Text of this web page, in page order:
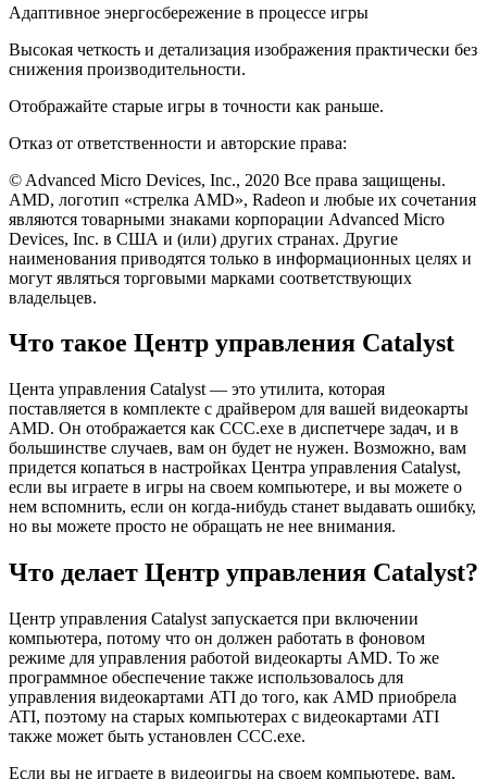
Адаптивное энергосбережение в процессе игры
Высокая четкость и детализация изображения практически без
снижения производительности.
Отображайте старые игры в точности как раньше.
Отказ от ответственности и авторские права:
© Advanced Micro Devices, Inc., 2020 Все права защищены.
AMD, логотип «стрелка AMD», Radeon и любые их сочетания
являются товарными знаками корпорации Advanced Micro
Devices, Inc. в США и (или) других странах. Другие
наименования приводятся только в информационных целях и
могут являться торговыми марками соответствующих
владельцев.
Что такое Центр управления Catalyst
Цента управления Catalyst — это утилита, которая
поставляется в комплекте с драйвером для вашей видеокарты
AMD. Он отображается как CCC.exe в диспетчере задач, и в
большинстве случаев, вам он будет не нужен. Возможно, вам
придется копаться в настройках Центра управления Catalyst,
если вы играете в игры на своем компьютере, и вы можете о
нем вспомнить, если он когда-нибудь станет выдавать ошибку,
но вы можете просто не обращать не нее внимания.
Что делает Центр управления Catalyst?
Центр управления Catalyst запускается при включении
компьютера, потому что он должен работать в фоновом
режиме для управления работой видеокарты AMD. То же
программное обеспечение также использовалось для
управления видеокартами ATI до того, как AMD приобрела
ATI, поэтому на старых компьютерах с видеокартами ATI
также может быть установлен CCC.exe.
Если вы не играете в видеоигры на своем компьютере, вам,